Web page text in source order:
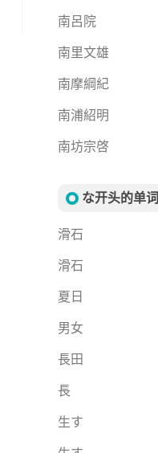
南呂院
南里文雄
南摩綱紀
南浦紹明
南坊宗啓
な开头的单词
滑石
滑石
夏日
男女
長田
長
生す